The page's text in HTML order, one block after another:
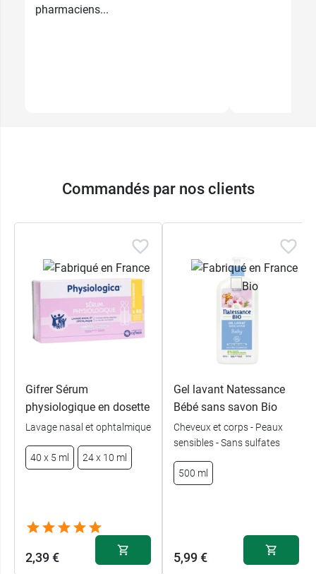
pharmaciens...
Commandés par nos clients
Gifrer Sérum
physiologique en dosette
Lavage nasal et ophtalmique
40 x 5 ml 24 x 10 ml
2,39 €
Gel lavant Natessance
Bébé sans savon Bio
Cheveux et corps - Peaux
sensibles - Sans sulfates
500 ml
5,99 €